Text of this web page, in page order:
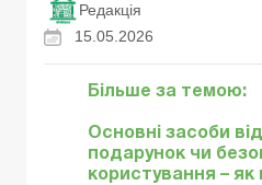
Редакція
15.05.2026
Більше за темою:
Основні засоби
подарунок чи
користування –